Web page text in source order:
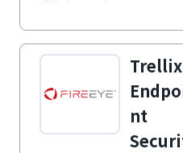
Trellix
nt